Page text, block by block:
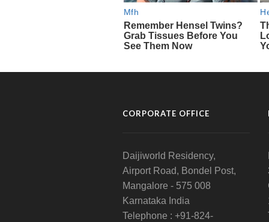
CORPORATE OFFICE
Daijiworld Residency,
Airport Road, Bondel Post,
Mangalore - 575 008
Karnataka India
Telephone : +91-824-